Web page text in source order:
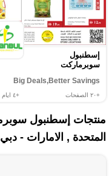
إسطنبول
سوبرماركت
Big Deals,Better Savings
+٢٠ الصفحات +٤
منتجات إسطنبول
المتحدة , الامارات - دبي